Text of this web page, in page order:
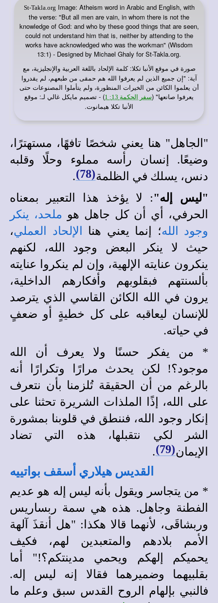
St-Takla.org Image: Atheism word in Arabic and English, with
the verse: "But all men are vain, in whom there is not the
knowledge of God: and who by these good things that are seen,
could not understand him that is, neither by attending to the
works have acknowledged who was the workman" (Wisdom
13:1) - Designed by Michael Ghaly for St-Takla.org.
صورة في موقع الأنبا تكلا: كلمة الإلحاد باللغة العربية والإنجليزية، مع
آية: "إن جميع الذين لم يعرفوا الله هم حمقى من طبعهم، لم يقدروا
أن يعلموا الكائن من الخيرات المنظورة، ولم يتأملوا المصنوعات حتى
يعرفوا صانعها" (سفر الحكمة 13: 1
) - تصميم مايكل غالي لـ: موقع
الأنبا تكلا هيمانوت.
"الجاهل" هنا يعني شخصًا تافهًا، مستهترًا،
وضيعًا. إنسان رأسه مملوء وحلًا وقلبه
دنس، يسلك في الظلمة(78)
.
"ليس إله": لا يؤخذ هذا التعبير بمعناه
الحرفي، أي أن كل جاهل هو ملحد، ينكر
وجود الله؛ إنما يعني هنا الإلحاد العملي،
حيث لا ينكر البعض وجود الله، لكنهم
ينكرون عنايته الإلهية، وإن لم ينكروا عنايته
بألسنتهم فبقلوبهم وأفكارهم الداخلية،
يرون في الله الكائن القاسي الذي يترصد
للإنسان ليعاقبه على كل خطيةٍ أو ضعفٍ
في حياته.
* من يفكر حسنًا ولا يعرف أن الله
موجود؟! لكن يحدث مرارًا وتكرارًا أنه
بالرغم من أن الحقيقة تُلزمنا بأن نتعرف
على الله، إذًا الملذات الشريرة تحثنا على
إنكار وجود الله، فننطق في قلوبنا بمشورة
الشر لكي نتقبلها، هذه التي تضاد
الإيمان(79)
.
القديس هيلاري أسقف بواتييه
* من يتجاسر ويقول بأنه ليس إله هو عديم
الفطنة وجاهل. هذه هي سمة ربساريس
وربشاقَى، لأنهما قالا هكذا: "هل أنقذَ آلهة
الأمم بلادهم والمتعبدين لهم، فكيف
يحميكم إلهكم ويحمي مدينتكم؟!" أما
بقلبيهما وضميرهما فقالا إنه ليس إله.
فالنبي بإلهام الروح القدس سبق وعلم ما